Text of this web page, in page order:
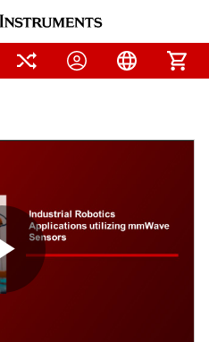
Play